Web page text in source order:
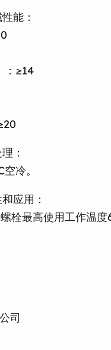
能：
：≥14
：
冷。
应用：
栓最高使用工作温度
司